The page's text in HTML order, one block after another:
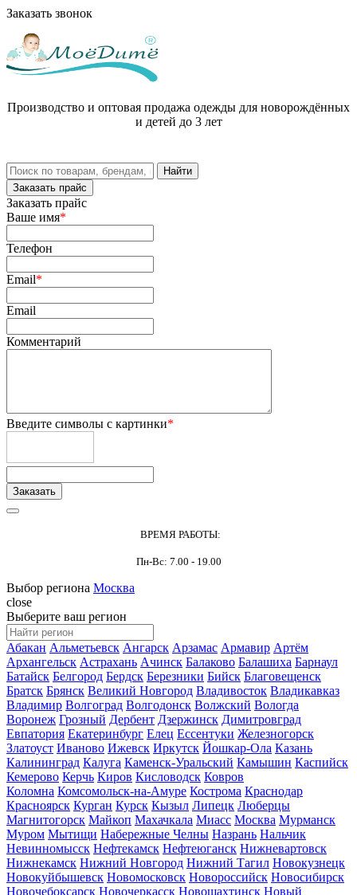
Заказать звонок
Производство и оптовая продажа одежды для новорождённых
и детей до 3 лет
Заказать прайс
Заказать прайс
Ваше имя*
Телефон
Email*
Email
Комментарий
Введите символы с картинки*
ВРЕМЯ РАБОТЫ:
Пн-Вс: 7.00 - 19.00
Выбор региона Москва
close
Выберите ваш регион
Абакан Альметьевск Ангарск Арзамас Армавир Артём
Архангельск Астрахань Ачинск Балаково Балашиха Барнаул
Батайск Белгород Бердск Березники Бийск Благовещенск
Братск Брянск Великий Новгород Владивосток Владикавказ
Владимир Волгоград Волгодонск Волжский Вологда
Воронеж Грозный Дербент Дзержинск Димитровград
Евпатория Екатеринбург Елец Ессентуки Железногорск
Златоуст Иваново Ижевск Иркутск Йошкар-Ола Казань
Калининград Калуга Каменск-Уральский Камышин Каспийск
Кемерово Керчь Киров Кисловодск Ковров
Коломна Комсомольск-на-Амуре Кострома Краснодар
Красноярск Курган Курск Кызыл Липецк Люберцы
Магнитогорск Майкоп Махачкала Миасс Москва Мурманск
Муром Мытищи Набережные Челны Назрань Нальчик
Невинномысск Нефтекамск Нефтеюганск Нижневартовск
Нижнекамск Нижний Новгород Нижний Тагил Новокузнецк
Новокуйбышевск Новомосковск Новороссийск Новосибирск
Новочебоксарск Новочеркасск Новошахтинск Новый